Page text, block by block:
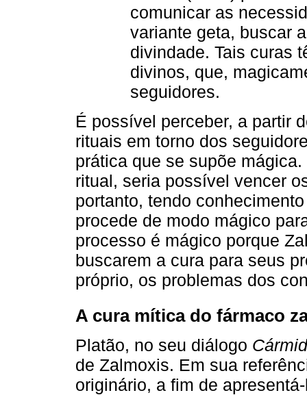
comunicar as
variante geta, buscar
divindade. Tais curas
divinos, que,
seguidores.
É possível perceber, a partir
rituais em torno dos
prática que se supõe
ritual, seria possível vencer
portanto, tendo
procede de modo mágico
processo é mágico porque
buscarem a cura para seus
próprio, os problemas dos
A cura mítica do fármaco
Platão, no seu diálogo
de Zalmoxis. Em sua
originário, a fim de